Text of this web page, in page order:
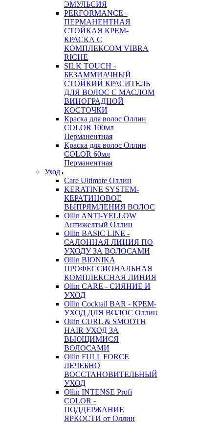
ЭМУЛЬСИЯ
PERFORMANCE -
ПЕРМАНЕНТНАЯ
СТОЙКАЯ КРЕМ-
КРАСКА С
КОМПЛЕКСОМ VIBRA
RICHE
SILK TOUCH -
БЕЗАММИАЧНЫЙ
СТОЙКИЙ КРАСИТЕЛЬ
ДЛЯ ВОЛОС С МАСЛОМ
ВИНОГРАДНОЙ
КОСТОЧКИ
Краска для волос Оллин
COLOR 100мл
Перманентная
Краска для волос Оллин
COLOR 60мл
Перманентная
Уход
Care Ultimate Оллин
KERATINE SYSTEM-
КЕРАТИНОВОЕ
ВЫПРЯМЛЕНИЯ ВОЛОС
Ollin ANTI-YELLOW
Антижелтый Оллин
Ollin BASIC LINE -
САЛОННАЯ ЛИНИЯ ПО
УХОДУ ЗА ВОЛОСАМИ
Ollin BIONIKA
ПРОФЕССИОНАЛЬНАЯ
КОМПЛЕКСНАЯ ЛИНИЯ
Ollin CARE - СИЯНИЕ И
УХОД
Ollin Cocktail BAR - КРЕМ-
УХОД ДЛЯ ВОЛОС Оллин
Ollin CURL & SMOOTH
HAIR УХОД ЗА
ВЬЮЩИМИСЯ
ВОЛОСАМИ
Ollin FULL FORCE
ЛЕЧЕБНО
ВОССТАНОВИТЕЛЬНЫЙ
УХОД
Ollin INTENSE Profi
COLOR -
ПОДДЕРЖАНИЕ
ЯРКОСТИ от Оллин